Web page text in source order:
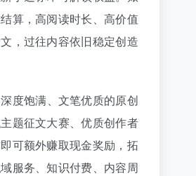
算，高阅读时长、高价值
，过往内容依旧稳定创造
度饱满、文笔优质的原创
题征文大赛、优质创作者
可额外赚取现金奖励，拓
服务、知识付费、内容周